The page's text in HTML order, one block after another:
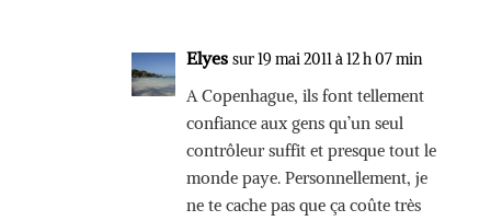
Elyes sur 19 mai 2011 à 12 h 07 min
A Copenhague, ils font tellement
confiance aux gens qu’un seul
contrôleur suffit et presque tout le
monde paye. Personnellement, je
ne te cache pas que ça coûte très